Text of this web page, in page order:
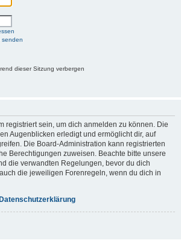
senden
dieser Sitzung verbergen
registriert sein, um dich anmelden zu können. Die
Augenblicken erledigt und ermöglicht dir, auf
Die Board-Administration kann registrierten
Berechtigungen zuweisen. Beachte bitte unsere
die verwandten Regelungen, bevor du dich
die jeweiligen Forenregeln, wenn du dich in